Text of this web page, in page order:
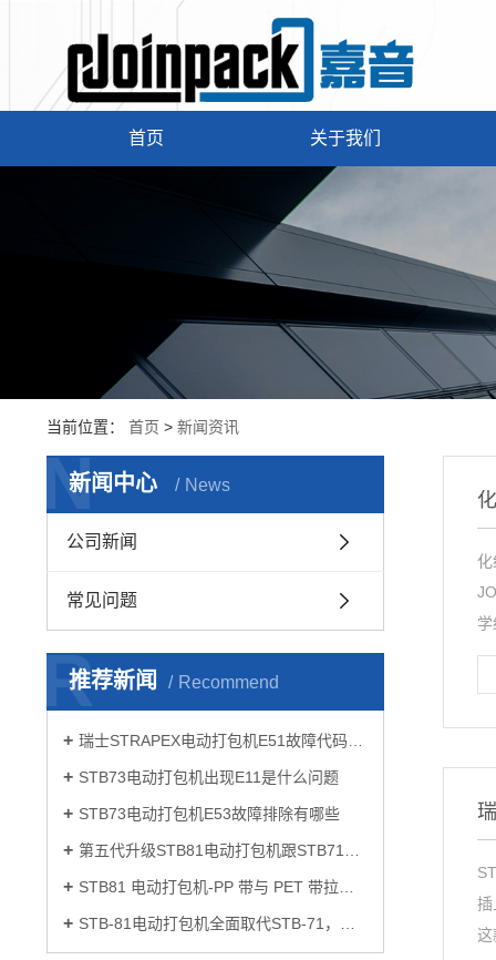
首页 关于我们
当前位置： 首页 > 新闻资讯
新闻中心 News
N
公司新闻
常见问题
推荐新闻 Recommend
R
瑞士STRAPEX电动打包机E51故障代码如何解决
STB73电动打包机出现E11是什么问题
STB73电动打包机E53故障排除有哪些
第五代升级STB81电动打包机跟STB71有什么区别
STB81 电动打包机-PP 带与 PET 带拉力设置要点
STB-81电动打包机全面取代STB-71，开启打包作业新体验
化
插
这